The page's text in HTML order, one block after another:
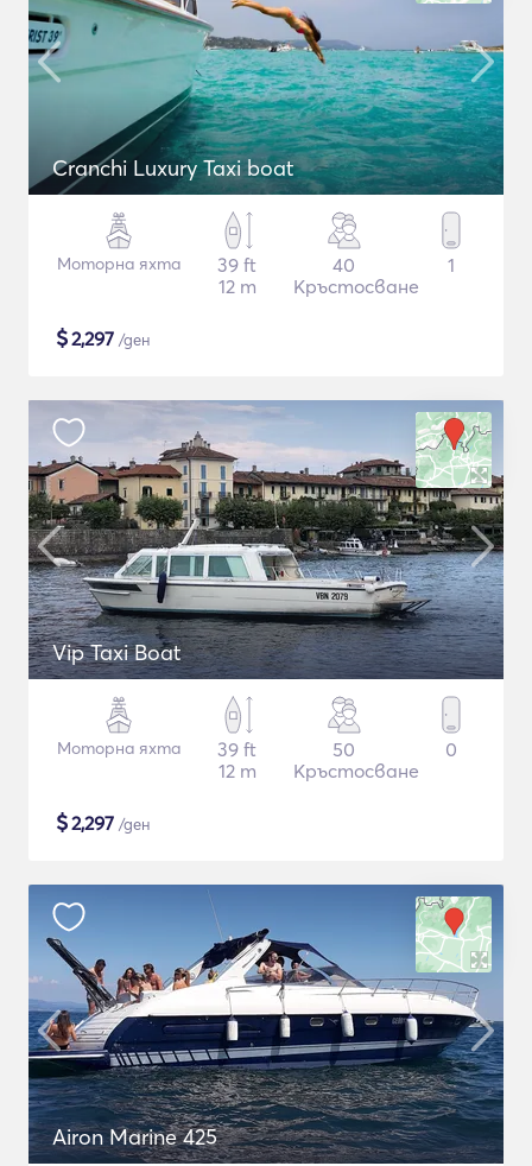
Cranchi Luxury Taxi boat
Моторна яхта
39 ft
12 m
40
Кръстосване
1
$2,297 /ден
Vip Taxi Boat
Моторна яхта
39 ft
12 m
50
Кръстосване
0
$2,297 /ден
Airon Marine 425